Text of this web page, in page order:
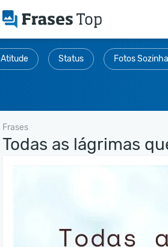
Atitude Status Fotos Sozinha
Frases
Todas as lágrimas